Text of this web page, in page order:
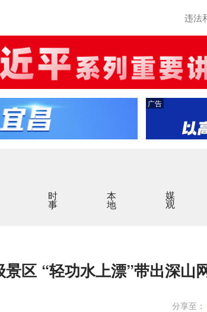
违法
广告
时事 本地 媒观
区 “轻功水上漂”带出深山
分享至：